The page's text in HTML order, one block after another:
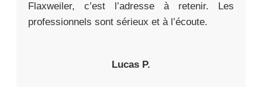
Flaxweiler, c’est l’adresse à retenir. Les
professionnels sont sérieux et à l’écoute.
Lucas P.